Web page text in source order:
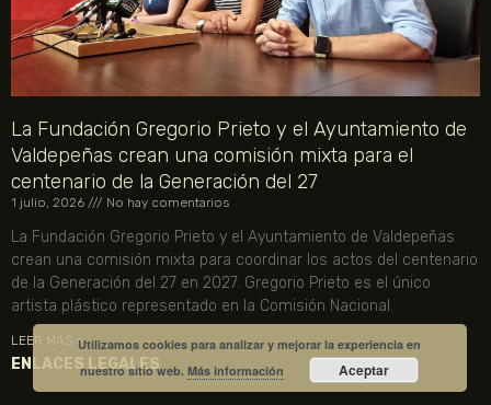
La Fundación Gregorio Prieto y el Ayuntamiento de
Valdepeñas crean una comisión mixta para el
centenario de la Generación del 27
1 julio, 2026 No hay comentarios
La Fundación Gregorio Prieto y el Ayuntamiento de Valdepeñas
crean una comisión mixta para coordinar los actos del centenario
de la Generación del 27 en 2027. Gregorio Prieto es el único
artista plástico representado en la Comisión Nacional.
LEER MÁS »
ENLACES LEGALES
Utilizamos cookies para analizar y mejorar la experiencia en
nuestro sitio web.Más información Aceptar